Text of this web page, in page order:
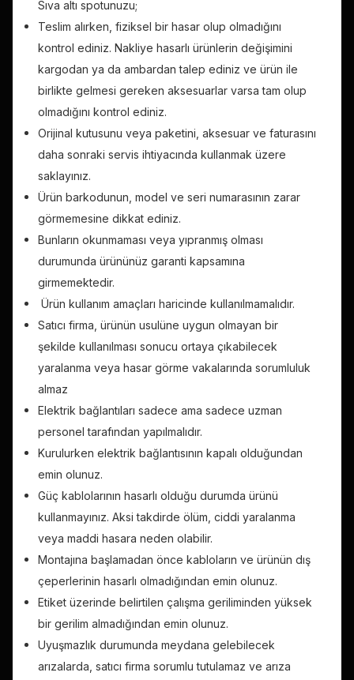
Sıva altı spotunuzu;
Teslim alırken, fiziksel bir hasar olup olmadığını
kontrol ediniz. Nakliye hasarlı ürünlerin değişimini
kargodan ya da ambardan talep ediniz ve ürün ile
birlikte gelmesi gereken aksesuarlar varsa tam olup
olmadığını kontrol ediniz.
Orijinal kutusunu veya paketini, aksesuar ve faturasını
daha sonraki servis ihtiyacında kullanmak üzere
saklayınız.
Ürün barkodunun, model ve seri numarasının zarar
görmemesine dikkat ediniz.
Bunların okunmaması veya yıpranmış olması
durumunda ürününüz garanti kapsamına
girmemektedir.
Ürün kullanım amaçları haricinde kullanılmamalıdır.
Satıcı firma, ürünün usulüne uygun olmayan bir
şekilde kullanılması sonucu ortaya çıkabilecek
yaralanma veya hasar görme vakalarında sorumluluk
almaz
Elektrik bağlantıları sadece ama sadece uzman
personel tarafından yapılmalıdır.
Kurulurken elektrik bağlantısının kapalı olduğundan
emin olunuz.
Güç kablolarının hasarlı olduğu durumda ürünü
kullanmayınız. Aksi takdirde ölüm, ciddi yaralanma
veya maddi hasara neden olabilir.
Montajına başlamadan önce kabloların ve ürünün dış
çeperlerinin hasarlı olmadığından emin olunuz.
Etiket üzerinde belirtilen çalışma geriliminden yüksek
bir gerilim almadığından emin olunuz.
Uyuşmazlık durumunda meydana gelebilecek
arızalarda, satıcı firma sorumlu tutulamaz ve arıza